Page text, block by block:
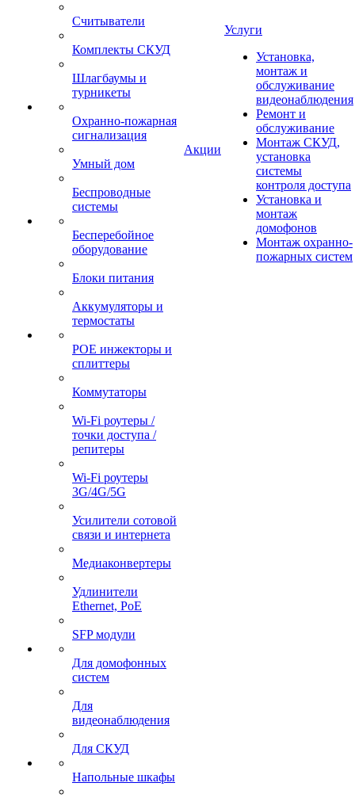
Считыватели
Комплекты СКУД
Шлагбаумы и
турникеты
Охранно-пожарная
сигнализация
Умный дом
Беспроводные
системы
Бесперебойное
оборудование
Блоки питания
Аккумуляторы и
термостаты
POE инжекторы и
сплиттеры
Коммутаторы
Wi-Fi роутеры /
точки доступа /
репитеры
Wi-Fi роутеры
3G/4G/5G
Усилители сотовой
связи и интернета
Медиаконвертеры
Удлинители
Ethernet, PoE
SFP модули
Для домофонных
систем
Для
видеонаблюдения
Для СКУД
Напольные шкафы
Акции
Услуги
Установка,
монтаж и
обслуживание
видеонаблюдения
Ремонт и
обслуживание
Монтаж СКУД,
установка
системы
контроля доступа
Установка и
монтаж
домофонов
Монтаж охранно-
пожарных систем